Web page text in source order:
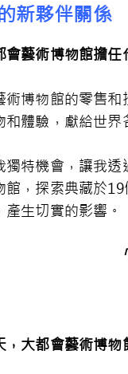
新夥伴關係
會藝術博物館擔
術博物館的零售
和體驗，獻給世界
獨特機會，讓我
館，探索典藏於
生切實的影響。
，大都會藝術博